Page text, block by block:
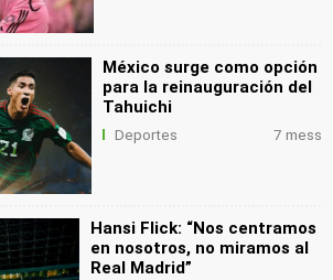
México surge como opción
para la reinauguración del
Tahuichi
Deportes 7 mess
Hansi Flick: “Nos centramos
en nosotros, no miramos al
Real Madrid”